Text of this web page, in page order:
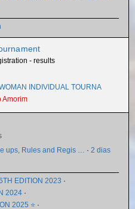
- results
INDIVIDUAL TOURNA
Amorim
ups, Rules and Regis … · 2 dias
EDITION 2023 ·
2024 ·
2025 ⭐ ·